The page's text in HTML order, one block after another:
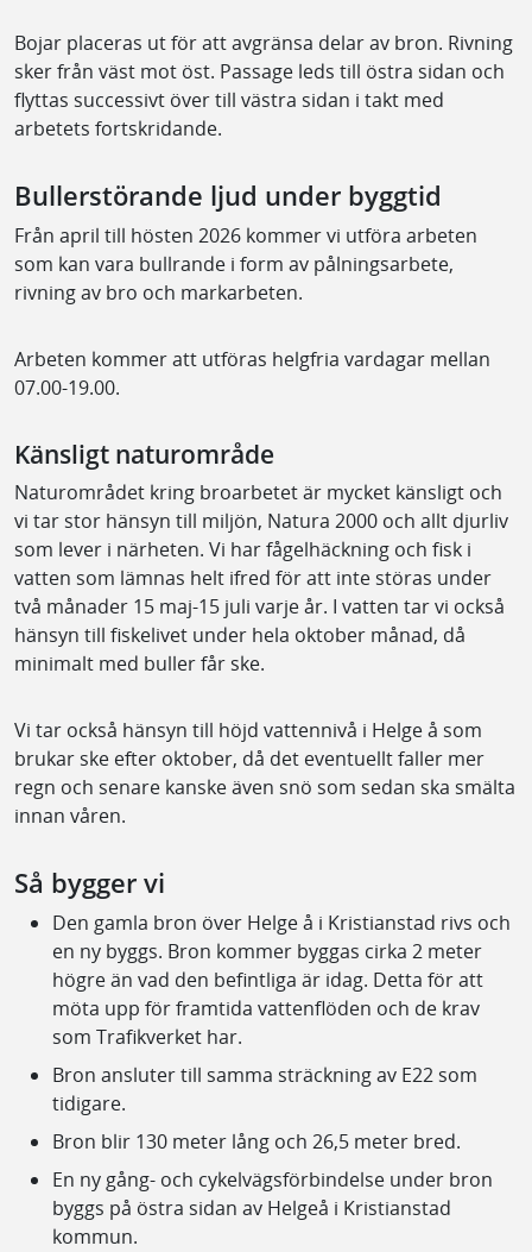
Bojar placeras ut för att avgränsa delar av bron. Rivning
sker från väst mot öst. Passage leds till östra sidan och
flyttas successivt över till västra sidan i takt med
arbetets fortskridande.
Bullerstörande ljud under byggtid
Från april till hösten 2026 kommer vi utföra arbeten
som kan vara bullrande i form av pålningsarbete,
rivning av bro och markarbeten.
Arbeten kommer att utföras helgfria vardagar mellan
07.00-19.00.
Känsligt naturområde
Naturområdet kring broarbetet är mycket känsligt och
vi tar stor hänsyn till miljön, Natura 2000 och allt djurliv
som lever i närheten. Vi har fågelhäckning och fisk i
vatten som lämnas helt ifred för att inte störas under
två månader 15 maj-15 juli varje år. I vatten tar vi också
hänsyn till fiskelivet under hela oktober månad, då
minimalt med buller får ske.
Vi tar också hänsyn till höjd vattennivå i Helge å som
brukar ske efter oktober, då det eventuellt faller mer
regn och senare kanske även snö som sedan ska smälta
innan våren.
Så bygger vi
Den gamla bron över Helge å i Kristianstad rivs och
en ny byggs. Bron kommer byggas cirka 2 meter
högre än vad den befintliga är idag. Detta för att
möta upp för framtida vattenflöden och de krav
som Trafikverket har.
Bron ansluter till samma sträckning av E22 som
tidigare.
Bron blir 130 meter lång och 26,5 meter bred.
En ny gång- och cykelvägsförbindelse under bron
byggs på östra sidan av Helgeå i Kristianstad
kommun.